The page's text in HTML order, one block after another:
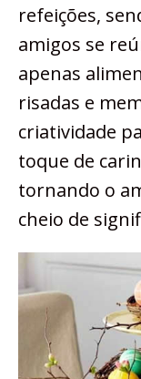
refeições,
amigos se
apenas
risadas e
criatividade
toque de
tornando o
cheio de